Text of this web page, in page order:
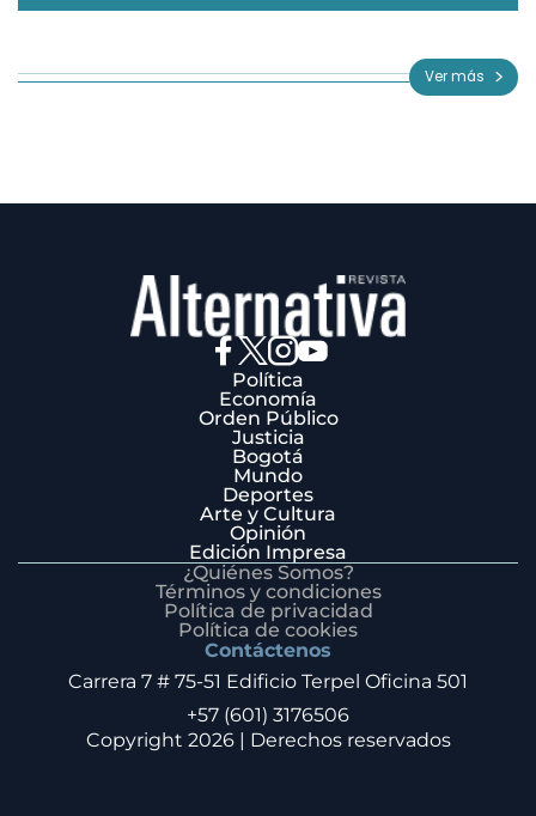
3
Ver más
Política
Economía
Orden Público
Justicia
Bogotá
Mundo
Deportes
Arte y Cultura
Opinión
Edición Impresa
¿Quiénes Somos?
Términos y condiciones
Política de privacidad
Política de cookies
Contáctenos
Carrera 7 # 75-51 Edificio Terpel Oficina 501
+57 (601) 3176506
Copyright 2026 | Derechos reservados